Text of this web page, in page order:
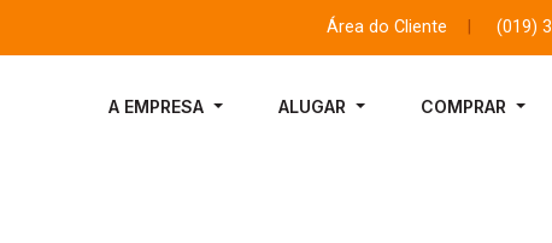
Área do Cliente (019)
A EMPRESA ALUGAR COMPRAR